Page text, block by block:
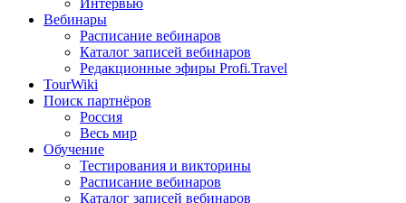
Интервью
Вебинары
Расписание вебинаров
Каталог записей вебинаров
Редакционные эфиры Profi.Travel
TourWiki
Поиск партнёров
Россия
Весь мир
Обучение
Тестирования и викторины
Расписание вебинаров
Каталог записей вебинаров